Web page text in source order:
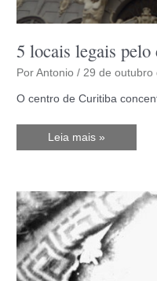
5 locais legais
PorAntonio/ 29 de outubro
O centro de Curitiba
5
Curitiba
Leia mais »